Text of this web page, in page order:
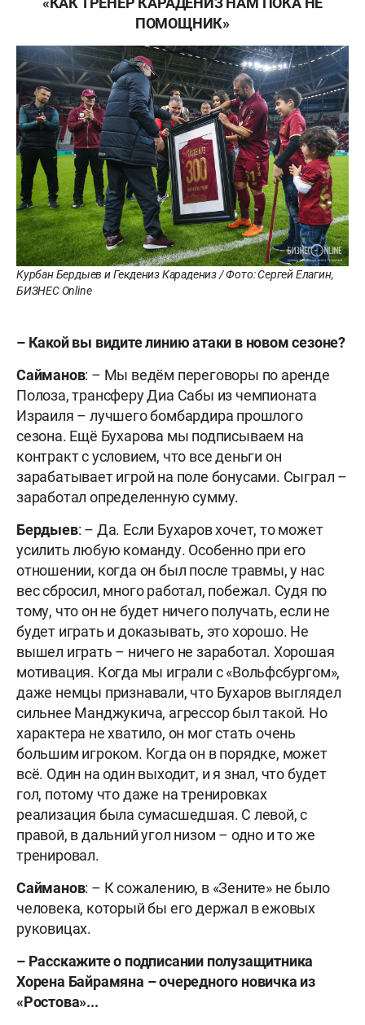
ПОМОЩНИК»
Курбан Бердыев и Гекдениз Карадениз / Фото: Сергей Елагин,
БИЗНЕС Online
– Какой вы видите линию атаки в новом сезоне?
Сайманов: – Мы ведём переговоры по аренде
Полоза, трансферу Диа Сабы из чемпионата
Израиля – лучшего бомбардира прошлого
сезона. Ещё Бухарова мы подписываем на
контракт с условием, что все деньги он
зарабатывает игрой на поле бонусами. Сыграл –
заработал определенную сумму.
Бердыев: – Да. Если Бухаров хочет, то может
усилить любую команду. Особенно при его
отношении, когда он был после травмы, у нас
вес сбросил, много работал, побежал. Судя по
тому, что он не будет ничего получать, если не
будет играть и доказывать, это хорошо. Не
вышел играть – ничего не заработал. Хорошая
мотивация. Когда мы играли с «Вольфсбургом»,
даже немцы признавали, что Бухаров выглядел
сильнее Манджукича, агрессор был такой. Но
характера не хватило, он мог стать очень
большим игроком. Когда он в порядке, может
всё. Один на один выходит, и я знал, что будет
гол, потому что даже на тренировках
реализация была сумасшедшая. С левой, с
правой, в дальний угол низом – одно и то же
тренировал.
Сайманов: – К сожалению, в «Зените» не было
человека, который бы его держал в ежовых
руковицах.
– Расскажите о подписании полузащитника
Хорена Байрамяна – очередного новичка из
«Ростова»...